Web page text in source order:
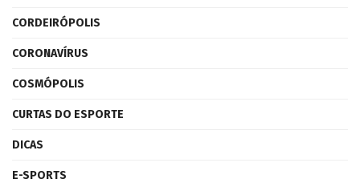
CORDEIRÓPOLIS
CORONAVÍRUS
COSMÓPOLIS
CURTAS DO ESPORTE
DICAS
E-SPORTS